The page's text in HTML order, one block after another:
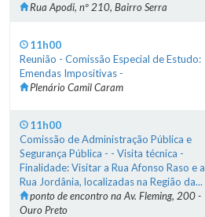
Rua Apodi, nº 210, Bairro Serra
11h00
Reunião - Comissão Especial de Estudo:
Emendas Impositivas -
Plenário Camil Caram
11h00
Comissão de Administração Pública e
Segurança Pública - - Visita técnica -
Finalidade: Visitar a Rua Afonso Raso e a
Rua Jordânia, localizadas na Região da...
ponto de encontro na Av. Fleming, 200 -
Ouro Preto